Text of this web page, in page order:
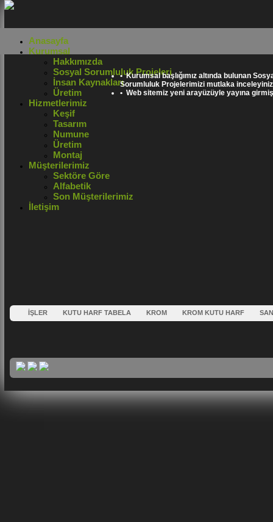
Anasayfa
Kurumsal
Hakkımızda
Sosyal Sorumluluk Projeleri
İnsan Kaynakları
Üretim
Hizmetlerimiz
Keşif
Tasarım
Numune
Üretim
Montaj
Müşterilerimiz
Sektöre Göre
Alfabetik
Son Müşterilerimiz
İletişim
• Kurumsal başlığımız altında bulunan
Sorumluluk Projelerimizi mutlaka
• Web sitemiz yeni arayüzüyle yayına
İŞLER KUTU HARF TABELA KROM KROM KUTU HARF